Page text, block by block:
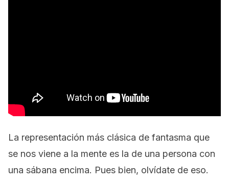
La representación más clásica de fantasma que
se nos viene a la mente es la de una persona con
una sábana encima. Pues bien, olvídate de eso.